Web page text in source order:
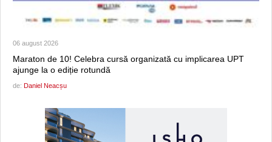
06 august 2026
Maraton de 10! Celebra cursă organizată cu implicarea UPT
ajunge la o ediție rotundă
de: Daniel Neacșu